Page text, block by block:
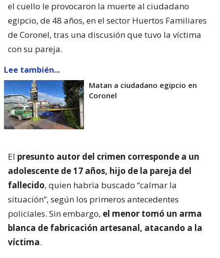
el cuello le provocaron la muerte al ciudadano
egipcio, de 48 años, en el sector Huertos Familiares
de Coronel, tras una discusión que tuvo la víctima
con su pareja.
Lee también...
Matan a ciudadano egipcio en
Coronel
El presunto autor del crimen corresponde a un
adolescente de 17 años, hijo de la pareja del
fallecido, quien habría buscado “calmar la
situación”, según los primeros antecedentes
policiales. Sin embargo, el menor tomó un arma
blanca de fabricación artesanal, atacando a la
víctima.